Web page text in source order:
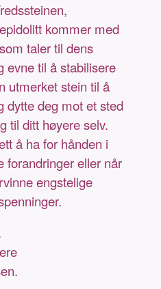
kommer med
taler til dens
evne til å stabilisere
utmerket stein til å
dytte deg mot et sted
til ditt høyere selv.
å ha for hånden i
forandringer eller når
engstelige